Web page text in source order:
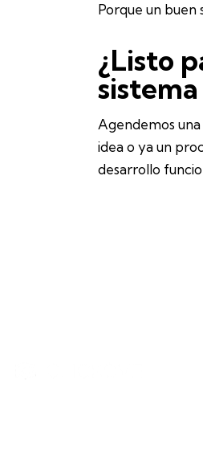
Porque un
¿Listo
Agendemos
idea o ya un
desarrollo